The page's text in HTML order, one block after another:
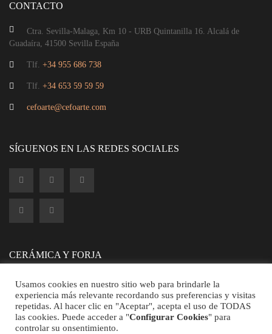
CONTACTO
Ctra. Sevilla-Malaga, Km 10 - URB Quintanilla 16. Alcalá de
Guadaíra, 41500 Sevilla España
Tlf. +34 955 686 738
Tlf. +34 653 59 59 59
cefoarte@cefoarte.com
SÍGUENOS EN LAS REDES SOCIALES
CERÁMICA Y FORJA
©2026 CEFOARTE - Todos los Derechos Reservados.
Usamos cookies en nuestro sitio web para brindarle la
experiencia más relevante recordando sus preferencias y visitas
repetidas. Al hacer clic en "Aceptar", acepta el uso de TODAS
las cookies. Puede acceder a "Configurar Cookies" para
controlar su onsentimiento.